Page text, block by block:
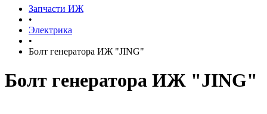
Запчасти ИЖ
•
Электрика
•
Болт генератора ИЖ "JING"
Болт генератора ИЖ "JING"